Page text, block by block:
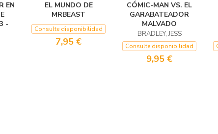
EN
-
EL MUNDO DE
MRBEAST
Consulte disponibilidad
7,95 €
CÓMIC-MAN VS. EL
GARABATEADOR
MALVADO
BRADLEY, JESS
Consulte disponibilidad
9,95 €